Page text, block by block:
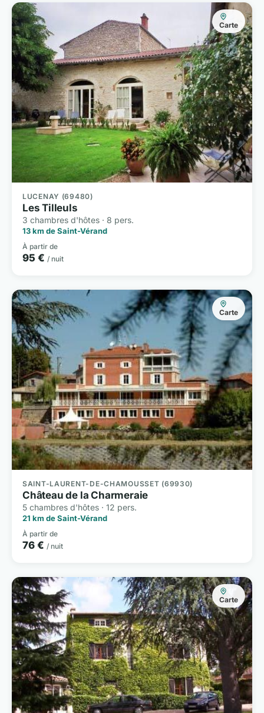
Carte
LUCENAY (69480)
Les Tilleuls
3 chambres d'hôtes · 8 pers.
13 km de Saint-Vérand
À partir de
95 € / nuit
Carte
SAINT-LAURENT-DE-CHAMOUSSET (69930)
Château de la Charmeraie
5 chambres d'hôtes · 12 pers.
21 km de Saint-Vérand
À partir de
76 € / nuit
Carte